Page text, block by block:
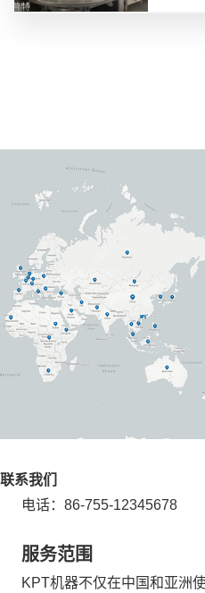
联系我们
电话：86-755-12345678
服务范围
KPT机器不仅在中国和亚洲